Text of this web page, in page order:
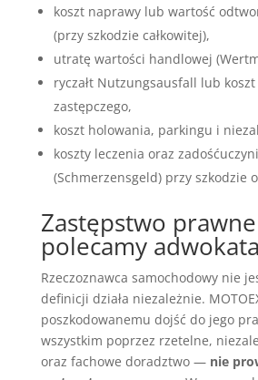
koszt naprawy lub wartość
(przy szkodzie całkowitej),
utratę wartości handlowej
ryczałt Nutzungsausfall lub
zastępczego,
koszt holowania, parkingu i
koszty leczenia oraz
(Schmerzensgeld) przy szkodzie
Zastępstwo
polecamy adwokata
Rzeczoznawca samochodowy nie
definicji działa niezależnie.
poszkodowanemu dojść do jego
wszystkim poprzez rzetelne,
oraz fachowe doradztwo — nie